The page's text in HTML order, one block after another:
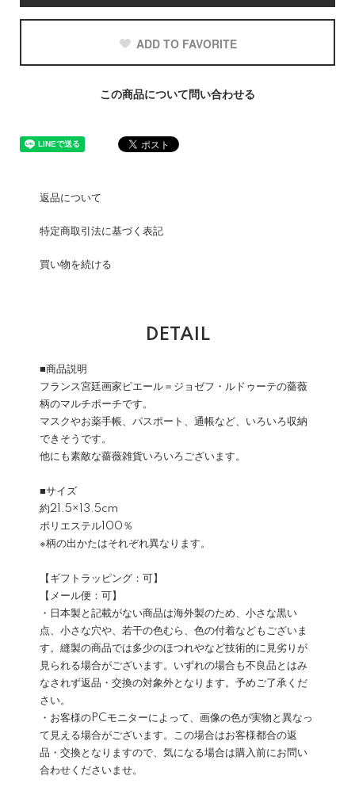
ADD TO FAVORITE
この商品について問い合わせる
返品について
特定商取引法に基づく表記
買い物を続ける
DETAIL
■商品説明
フランス宮廷画家ピエール＝ジョゼフ・ルドゥーテの薔薇
柄のマルチポーチです。
マスクやお薬手帳、パスポート、通帳など、いろいろ収納
できそうです。
他にも素敵な薔薇雑貨いろいろございます。
■サイズ
約21.5×13.5cm
ポリエステル100％
※柄の出かたはそれぞれ異なります。
【ギフトラッピング：可】
【メール便：可】
・日本製と記載がない商品は海外製のため、小さな黒い
点、小さな穴や、若干の色むら、色の付着などもございま
す。縫製の商品では多少のほつれやなど技術的に見劣りが
見られる場合がございます。いずれの場合も不良品とはみ
なされず返品・交換の対象外となります。予めご了承くだ
さい。
・お客様のPCモニターによって、画像の色が実物と異なっ
て見える場合がございます。この場合はお客様都合の返
品・交換となりますので、気になる場合は購入前にお問い
合わせくださいませ。